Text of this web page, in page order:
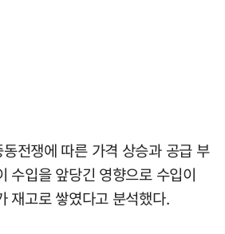
전쟁에 따른 가격 상승과 공급 부
수입을 앞당긴 영향으로 수입이
재고로 쌓였다고 분석했다.